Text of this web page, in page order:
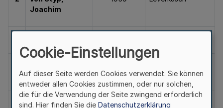
Joachim
Uwe
Germuth ,
1947 Duisburg
Cookie-Einstellungen
Auf dieser Seite werden Cookies verwendet. Sie können
entweder allen Cookies zustimmen, oder nur solchen,
die für die Verwendung der Seite zwingend erforderlich
sind. Hier finden Sie die Datenschutzerklärung